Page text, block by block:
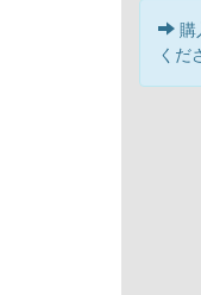
購
くだ